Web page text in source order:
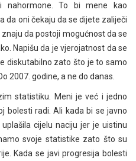
nahormone. To bi mene kao
da oni čekaju da se dijete zaliječi
da postoji mogućnost da se
Napišu da je vjerojatnost da se
diskutabilno zato što je to samo
2007. godine, a ne do danas.
statistiku. Meni je već i jedno
bolesti radi. Ali kada bi se javno
cijelu naciju jer je uistinu
svoje statistike zato što su
Kada se javi progresija bolesti